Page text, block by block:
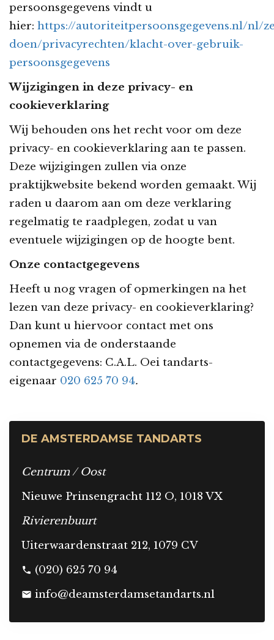
persoonsgegevens vindt u
hier: https://autoriteitpersoonsgegevens.nl/nl/
doen/privacyrechten/klacht-over-gebruik-
persoonsgegevens
Wijzigingen in deze privacy- en
cookieverklaring
Wij behouden ons het recht voor om deze
privacy- en cookieverklaring aan te passen.
Deze wijzigingen zullen via onze
praktijkwebsite bekend worden gemaakt. Wij
raden u daarom aan om deze verklaring
regelmatig te raadplegen, zodat u van
eventuele wijzigingen op de hoogte bent.
Onze contactgegevens
Heeft u nog vragen of opmerkingen na het
lezen van deze privacy- en cookieverklaring?
Dan kunt u hiervoor contact met ons
opnemen via de onderstaande
contactgegevens: C.A.L. Oei tandarts-
eigenaar 020 625 70 94.
DE AMSTERDAMSE TANDARTS
Centrum / Oost
Nieuwe Prinsengracht 112 O, 1018 VX
Rivierenbuurt
Uiterwaardenstraat 212, 1079 CV
phone (020) 625 70 94
mail info@deamsterdamsetandarts.nl